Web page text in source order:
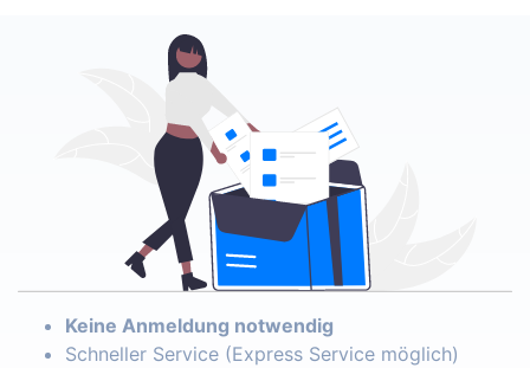
Keine Anmeldung notwendig
Schneller Service (Express Service möglich)